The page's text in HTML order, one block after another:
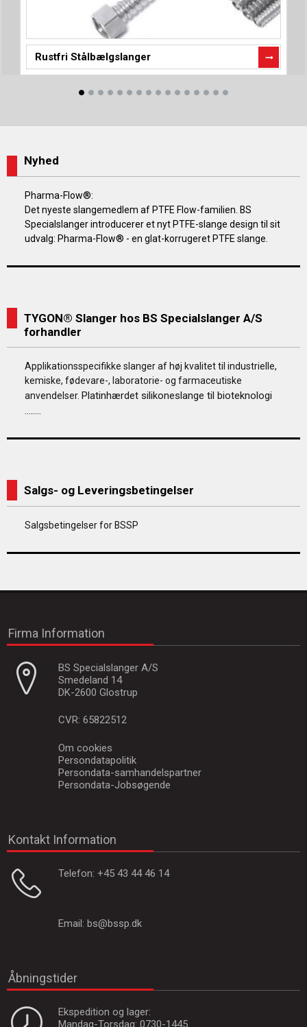
Rustfri Stålbælgslanger
Nyhed
Pharma-Flow®:
Det nyeste slangemedlem af PTFE Flow-familien. BS
Specialslanger introducerer et nyt PTFE-slange design til sit
udvalg: Pharma-Flow® - en glat-korrugeret PTFE slange.
TYGON® Slanger hos BS Specialslanger A/S
forhandler
Applikationsspecifikke slanger af høj kvalitet til industrielle,
kemiske, fødevare-, laboratorie- og farmaceutiske
anvendelser. Platinhærdet silikoneslange til bioteknologi
……..
Salgs- og Leveringsbetingelser
Salgsbetingelser for BSSP
Firma Information
BS Specialslanger A/S
Smedeland 14
DK-2600 Glostrup
CVR: 65822512
Om cookies
Persondatapolitik
Persondata-samhandelspartner
Persondata-Jobsøgende
Kontakt Information
Telefon: +45 43 44 46 14
Email: bs@bssp.dk
Åbningstider
Ekspedition og lager:
Mandag-Torsdag: 0730-1445